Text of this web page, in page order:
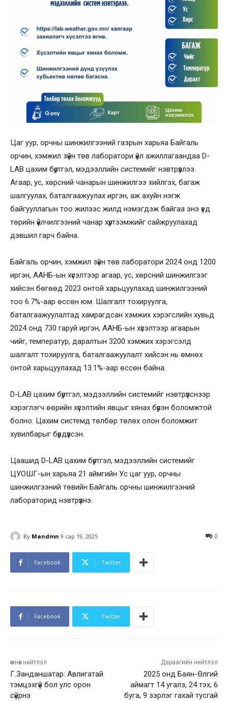
Цаг уур, орчны шинжилгээний газрын харьяа Байгаль
орчин, хэмжил зүйн төв лаборатори үйл ажиллагаандаа D-
LAB цахим бүртгэл, мэдээллийн системийг нэвтрүүллээ.
Агаар, ус, хөрсний чанарын шинжилгээ хийлгэх, багаж
шалгуулах, баталгаажуулах иргэн, аж ахуйн нэгж
байгууллагын тоо жилээс жилд нэмэгдэж байгаа энэ үед
төрийн үйлчилгээний чанар хүртээмжийг сайжруулахад
дэвшил гарч байна.
Байгаль орчин, хэмжил зүйн төв лаборатори 2024 онд 1200
иргэн, ААНБ-ын хүсэлтээр агаар, ус, хөрсний шинжилгээг
хийсэн бөгөөд 2023 онтой харьцуулахад шинжилгээний
тоо 6.7%-аар өссөн юм. Шалгалт тохируулга,
баталгаажуулалтад хамрагдсан хэмжих хэрэгслийн хувьд
2024 онд 730 гаруй иргэн, ААНБ-ын хүсэлтээр агаарын
чийг, температур, даралтын 3200 хэмжих хэрэгсэлд
шалгалт тохируулга, баталгаажуулалт хийсэн нь өмнөх
онтой харьцуулахад 13.1%-аар өссөн байна.
D-LAB цахим бүртгэл, мэдээллийн системийг нэвтрүүлснээр
хэрэглэгч өөрийн хүсэлтийн явцыг хянах бүрэн боломжтой
болно. Цахим системд төлбөр төлөх олон боломжит
хувилбарыг бүрдүүлсэн.
Цаашид D-LAB цахим бүртгэл, мэдээллийн системийг
ЦУОШГ-ын харьяа 21 аймгийн Ус цаг уур, орчны
шинжилгээний төвийн Байгаль орчны шинжилгээний
лабораторид нэвтрүүлнэ.
By Mandmn 9 сар 19, 2025 0
Facebook Twitter
Facebook Twitter
өмнөх нийтлэл
Г.Занданшатар: Авлигатай
тэмцэхгүй бол улс орон
сүйрнэ
Дараагийн нийтлэл
2025 онд Баян-Өлгий
аймагт 14 угалз, 24 тэх, 6
буга, 9 зэрлэг гахай тусгай